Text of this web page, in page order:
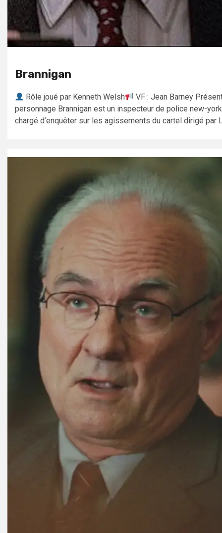
Brannigan
Rôle joué par Kenneth Welsh
VF : Jean Barney
personnage Brannigan est un inspecteur de police new-
chargé d’enquêter sur les agissements du cartel dirigé par